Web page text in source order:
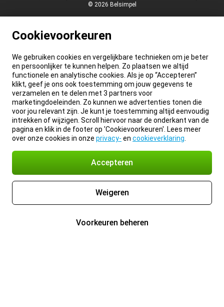
© 2026 Belsimpel
Cookievoorkeuren
We gebruiken cookies en vergelijkbare technieken om je beter
en persoonlijker te kunnen helpen. Zo plaatsen we altijd
functionele en analytische cookies. Als je op “Accepteren”
klikt, geef je ons ook toestemming om jouw gegevens te
verzamelen en te delen met 3 partners voor
marketingdoeleinden. Zo kunnen we advertenties tonen die
voor jou relevant zijn. Je kunt je toestemming altijd eenvoudig
intrekken of wijzigen. Scroll hiervoor naar de onderkant van de
pagina en klik in de footer op 'Cookievoorkeuren'. Lees meer
over onze cookies in onze privacy- en cookieverklaring
Accepteren
Weigeren
Voorkeuren beheren